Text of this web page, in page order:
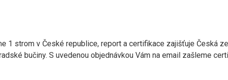
1 strom v České republice, report a certifikace zajišťuje Česká
bučiny. S uvedenou objednávkou Vám na email zašleme